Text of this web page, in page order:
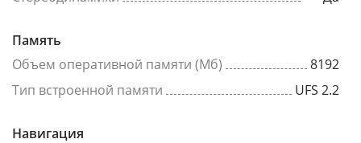
Память
Объем оперативной памяти (Мб)
8192
Тип встроенной памяти
UFS 2.2
Навигация